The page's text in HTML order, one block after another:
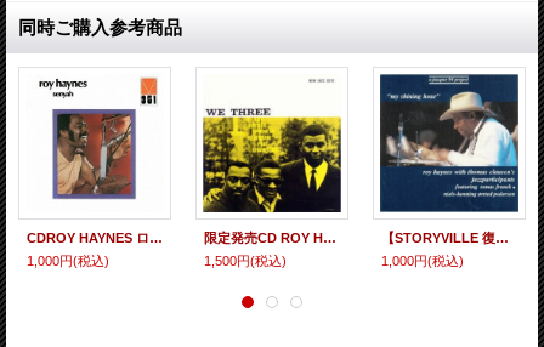
同時ご購入参考商品
CDROY HAYNES ロイ・ヘインズ / SENYAH センヤー
1,000円(税込)
限定発売CD ROY HAYNES ロイ・ヘインズ / WE THREE ウィ・スリー
1,500円(税込)
【STORYVILLE 復刻CD】 ROY HAYNES ロイ・ヘインズ / My Shining Hour マイ・シャイニング・アワー
1,000円(税込)